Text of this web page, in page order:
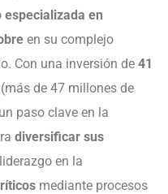
en
en su complejo
Con una inversión de 41
de 47 millones de
paso clave en la
diversificar sus
en la
mediante procesos